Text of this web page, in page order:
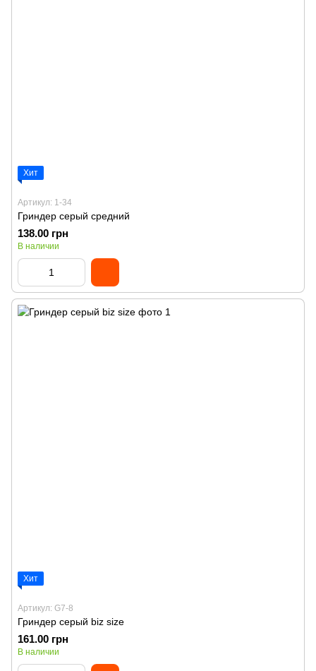
Хит
Артикул: 1-34
Гриндер серый средний
138.00 грн
В наличии
Хит
Артикул: G7-8
Гриндер серый biz size
161.00 грн
В наличии